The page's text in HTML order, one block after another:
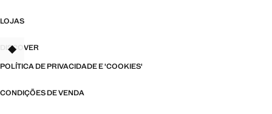
LOJAS
DISCOVER
POLÍTICA DE PRIVACIDADE E 'COOKIES'
CONDIÇÕES DE VENDA